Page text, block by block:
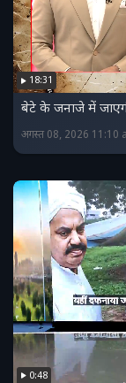
18:31
बेटे के जनाजे में
अगस्त 08, 2026 11:10
0:48